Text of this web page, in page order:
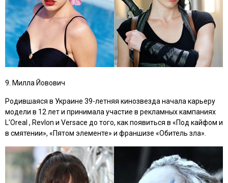
9. Милла Йовович
Родившаяся в Украине 39-летняя кинозвезда начала карьеру
модели в 12 лет и принимала участие в рекламных кампаниях
L'Oreal , Revlon и Versace до того, как появиться в «Под кайфом и
в смятении», «Пятом элементе» и франшизе «Обитель зла»